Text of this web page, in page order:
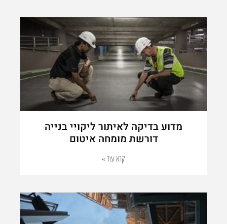
מדוע בדיקה לאיתור ליקויי בנייה
דורשת מומחה איטום
קרא עוד »